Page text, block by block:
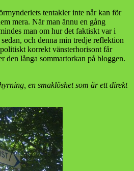
tentakler inte når kan för
mera. När man ännu en gång
man om hur det faktiskt var i
och denna min tredje reflektion
korrekt vänsterhorisont får
den långa sommartorkan på bloggen.
en smaklöshet som är ett direkt